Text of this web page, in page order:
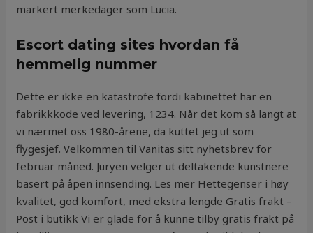
markert merkedager som Lucia.
Escort dating sites hvordan få
hemmelig nummer
Dette er ikke en katastrofe fordi kabinettet har en
fabrikkkode ved levering, 1234. Når det kom så langt at
vi nærmet oss 1980-årene, da kuttet jeg ut som
flygesjef. Velkommen til Vanitas sitt nyhetsbrev for
februar måned. Juryen velger ut deltakende kunstnere
basert på åpen innsending. Les mer Hettegenser i høy
kvalitet, god komfort, med ekstra lengde Gratis frakt –
Post i butikk Vi er glade for å kunne tilby gratis frakt på